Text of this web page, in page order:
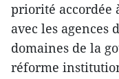
priorité accordée
avec les agences
domaines de la
réforme